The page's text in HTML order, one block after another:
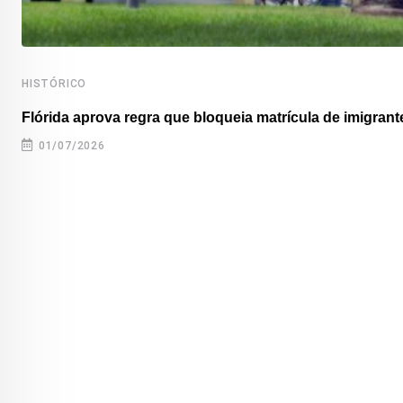
HISTÓRICO
Flórida aprova regra que bloqueia matrícula de
01/07/2026